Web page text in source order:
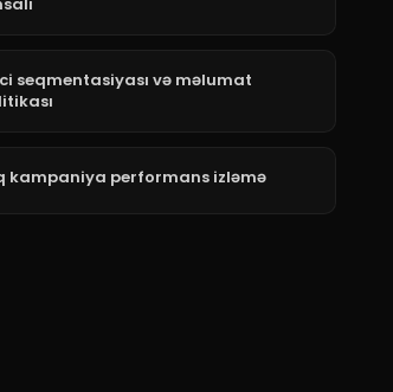
seqmentasiyası və məlumat
kampaniya performans izləmə